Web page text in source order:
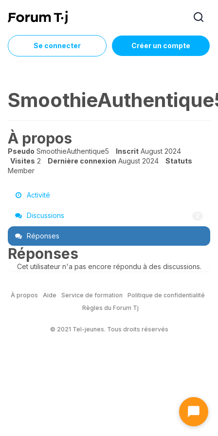
Se connecter Créer un compte
À propos
Pseudo SmoothieAuthentique5 Inscrit August 2024
Visites 2 Dernière connexion August 2024
Statuts
Member
Activité
Discussions
Réponses
Réponses
Cet utilisateur n'a pas encore répondu à des discussions.
À propos Aide Service de formation
Politique de confidentialité
Règles du Forum Tj
© 2021 Tel-jeunes. Tous droits réservés